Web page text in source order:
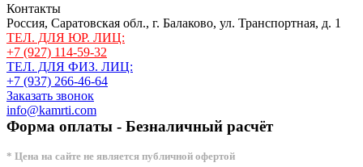
Контакты
Россия, Саратовская обл., г. Балаково, ул. Транспортная, д. 1
ТЕЛ. ДЛЯ ЮР. ЛИЦ:
+7 (927) 114-59-32
ТЕЛ. ДЛЯ ФИЗ. ЛИЦ:
+7 (937) 266-46-64
Заказать звонок
info@kamrti.com
Форма оплаты - Безналичный расчёт
* Цена на сайте не является публичной офертой